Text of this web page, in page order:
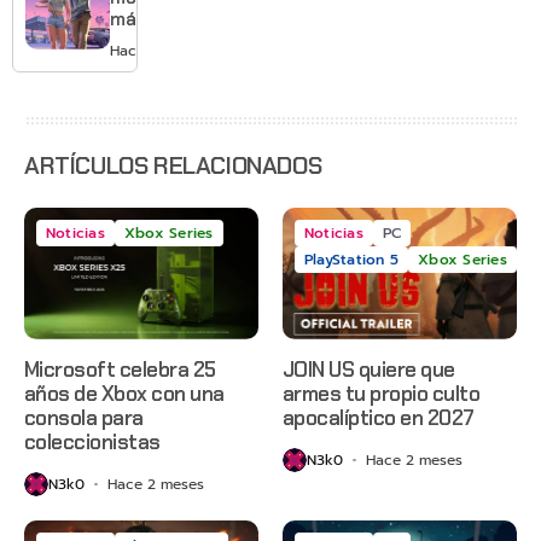
más de
GTA 6 en
agosto
Hace 1 día
ARTÍCULOS RELACIONADOS
Noticias Xbox Series
Microsoft celebra 25
años de Xbox con una
consola para
coleccionistas
N3k0 Hace 2 meses
Noticias
PC
PlayStation 5
Xbox Series
JOIN US quiere que
armes tu propio culto
apocalíptico en 2027
N3k0 Hace 2 meses